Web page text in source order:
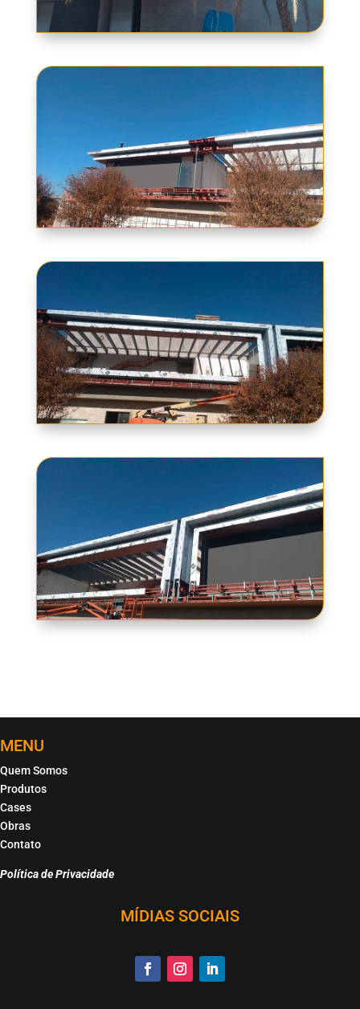
MENU
Quem Somos
Produtos
Cases
Obras
Contato
Política de Privacidade
MÍDIAS SOCIAIS